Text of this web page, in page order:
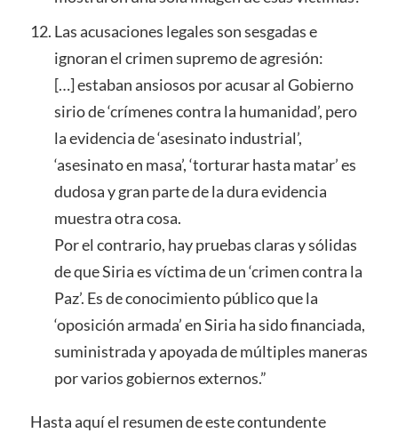
Las acusaciones legales son sesgadas e
ignoran el crimen supremo de agresión:
[…] estaban ansiosos por acusar al Gobierno
sirio de ‘crímenes contra la humanidad’, pero
la evidencia de ‘asesinato industrial’,
‘asesinato en masa’, ‘torturar hasta matar’ es
dudosa y gran parte de la dura evidencia
muestra otra cosa.
Por el contrario, hay pruebas claras y sólidas
de que Siria es víctima de un ‘crimen contra la
Paz’. Es de conocimiento público que la
‘oposición armada’ en Siria ha sido financiada,
suministrada y apoyada de múltiples maneras
por varios gobiernos externos.”
Hasta aquí el resumen de este contundente